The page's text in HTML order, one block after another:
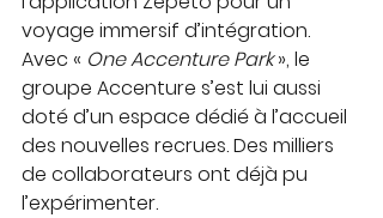
voyage immersif d’intégration.
Avec « One Accenture Park », le
groupe Accenture s’est lui aussi
doté d’un espace dédié à l’accueil
des nouvelles recrues. Des milliers
de collaborateurs ont déjà pu
l’expérimenter.